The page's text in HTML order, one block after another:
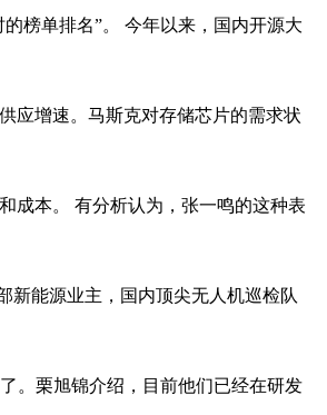
榜单排名”。 今年以来，国内开源大
应增速。马斯克对存储芯片的需求状
成本。 有分析认为，张一鸣的这种表
新能源业主，国内顶尖无人机巡检队
。栗旭锦介绍，目前他们已经在研发